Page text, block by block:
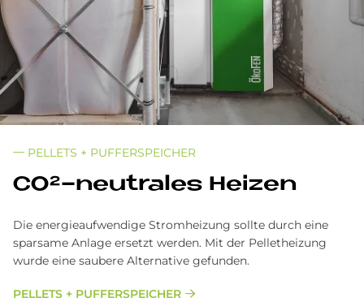
PELLETS + PUFFERSPEICHER
CO²-neu­tra­les Hei­zen
Die energieaufwendige Stromheizung sollte durch eine
sparsame Anlage ersetzt werden. Mit der Pelletheizung
wurde eine saubere Alternative gefunden.
PELLETS + PUFFERSPEICHER